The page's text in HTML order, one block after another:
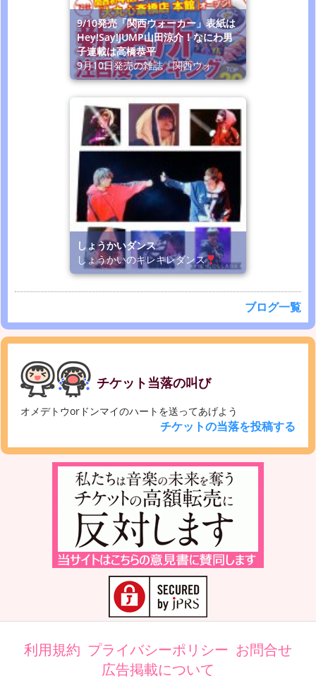
9/10発売「関西ウォーカー」表紙は
Hey!Say!JUMP山田涼介！なにわ男
子連載は高橋恭平
9月10日発売の雑誌「関西ウォ
しょうかいダンス
しょうかいのキレキレダンス
ブログ一覧
チケット当落の叫び
オメデトウorドンマイのハートを送ってあげよう
チケットの当落を投稿する
利用規約 プライバシーポリシー お問合せ
広告掲載について